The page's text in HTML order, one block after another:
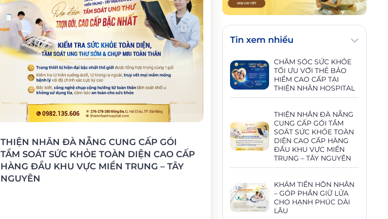
THIỆN NHÂN ĐÀ NẴNG CUNG CẤP GÓI
TẦM SOÁT SỨC KHỎE TOÀN DIỆN CAO CẤP
HÀNG ĐẦU KHU VỰC MIỀN TRUNG – TÂY
NGUYÊN
Tin xem nhiều
CHĂM SÓC SỨC KHỎE
TỐI ƯU VỚI THẺ BẢO
HIỂM CAO CẤP TẠI
THIỆN NHÂN HOSPITAL
THIỆN NHÂN ĐÀ NẴNG
CUNG CẤP GÓI TẦM
SOÁT SỨC KHỎE TOÀN
DIỆN CAO CẤP HÀNG
ĐẦU KHU VỰC MIỀN
TRUNG – TÂY NGUYÊN
KHÁM TIỀN HÔN NHÂN
– GÓP PHẦN GIỮ LỬA
CHO HẠNH PHÚC DÀI
LÂU